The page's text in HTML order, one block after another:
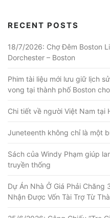
RECENT POSTS
18/7/2026: Chợ Đêm Boston
Dorchester – Boston
Phim tài liệu mới lưu giữ lịch
vong tại thành phố Boston
Chi tiết về người Việt Nam tại
Juneteenth không chỉ là một
Sách của Windy Phạm giúp
truyền thống
Dự Án Nhà Ở Giá Phải
Nhận Được Vốn Tài Trợ Từ